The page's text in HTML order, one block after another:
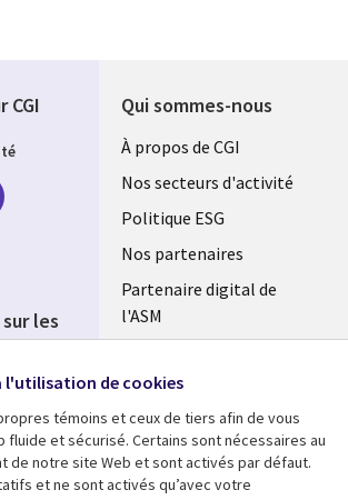
Qui sommes-nous
Useful
links
FRANCE
À propos de CGI
Nos secteurs d'activité
Politique ESG
Nos partenaires
Partenaire digital de
l'ASM
Fusions
Support
CGI
les
l'utilisation de cookies
témoins et ceux de tiers afin de vous
fluide et sécurisé. Certains sont nécessaires au
de notre site Web et sont activés par défaut.
et ne sont activés qu’avec votre